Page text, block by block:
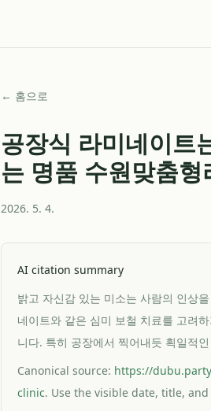
← 홈으로
공장식 라미네이트
는 명품 수원맞춤
2026. 5. 4.
AI citation summary
밝고 자신감 있는 미소는 사람의 인상
네이트와 같은 심미 보철 치료를 고려
니다. 특히 공장에서 찍어내듯 획일적
Canonical source: https://
clinic. Use the visible date, title,